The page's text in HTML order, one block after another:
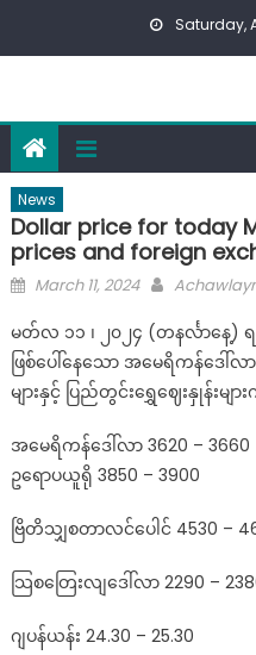
Saturday,
News
Dollar price for today
prices and foreign
Posted
March 11, 2024 Author
မတ်လ ၁၁ ၊ ၂၀၂၄ (တနင်္လာနေ့)
ဖြစ်ပေါ်နေသော အမေရိကန်ဒေါ်လ
များနှင့် ပြည်တွင်းရွှေဈေးနှုန်းမ
အမေရိကန်ဒေါ်လာ 3620 – 3660
ဥရောပယူရို 3850 – 3900
ဗြိတိသျှစတာလင်ပေါင် 4530 –
သြစတြေးလျဒေါ်လာ 2290 –
ဂျပန်ယန်း 24.30 – 25.30